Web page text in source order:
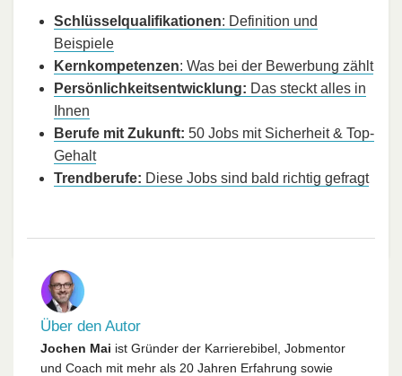
Schlüsselqualifikationen: Definition und
Beispiele
Kernkompetenzen: Was bei der Bewerbung zählt
Persönlichkeitsentwicklung: Das steckt alles in
Ihnen
Berufe mit Zukunft: 50 Jobs mit Sicherheit & Top-
Gehalt
Trendberufe: Diese Jobs sind bald richtig gefragt
Über den Autor
Jochen Mai ist Gründer der Karrierebibel, Jobmentor
und Coach mit mehr als 20 Jahren Erfahrung sowie